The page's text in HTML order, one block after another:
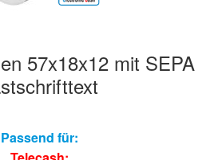
57x18x12 mit SEPA
Passend für: